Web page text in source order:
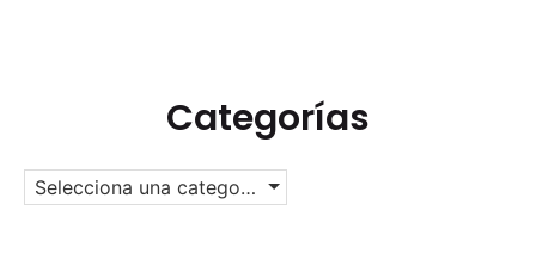
Categorías
Selecciona una categoría